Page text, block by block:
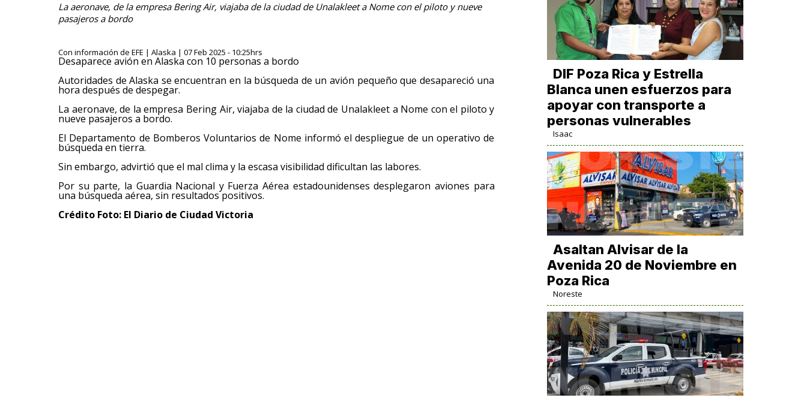
La aeronave, de la empresa Bering Air, viajaba de la ciudad de Unalakleet a Nome con el piloto y nueve
pasajeros a bordo
Con información de EFE | Alaska | 07 Feb 2025 - 10:25hrs
Desaparece avión en Alaska con 10 personas a bordo
Autoridades de Alaska se encuentran en la búsqueda de un avión pequeño que desapareció una
hora después de despegar.
La aeronave, de la empresa Bering Air, viajaba de la ciudad de Unalakleet a Nome con el piloto y
nueve pasajeros a bordo.
El Departamento de Bomberos Voluntarios de Nome informó el despliegue de un operativo de
búsqueda en tierra.
Sin embargo, advirtió que el mal clima y la escasa visibilidad dificultan las labores.
Por su parte, la Guardia Nacional y Fuerza Aérea estadounidenses desplegaron aviones para
una búsqueda aérea, sin resultados positivos.
Crédito Foto: El Diario de Ciudad Victoria
DIF Poza Rica y Estrella
Blanca unen esfuerzos para
apoyar con transporte a
personas vulnerables
Isaac
Asaltan Alvisar de la
Avenida 20 de Noviembre en
Poza Rica
Noreste